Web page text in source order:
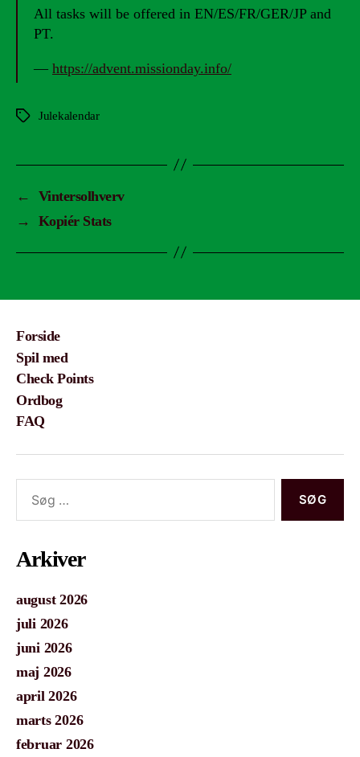
All tasks will be offered in EN/ES/FR/GER/JP and
PT.
— https://advent.missionday.info/
Tags Julekalendar
←
Vintersolhverv
→
Kopiér Stats
Forside
Spil med
Check Points
Ordbog
FAQ
efter:
Arkiver
august 2026
juli 2026
juni 2026
maj 2026
april 2026
marts 2026
februar 2026